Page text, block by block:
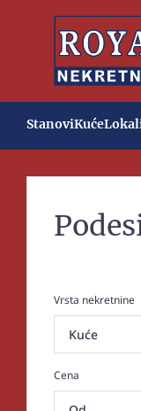
StanoviKuće
Vrsta nekretnine
Cena